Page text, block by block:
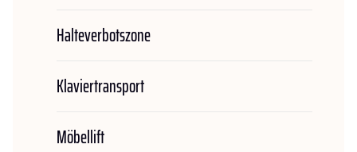
Halteverbotszone
Klaviertransport
Möbellift